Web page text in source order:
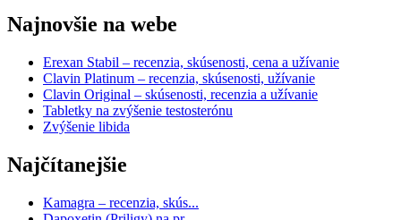
Najnovšie na webe
Erexan Stabil – recenzia, skúsenosti, cena a užívanie
Clavin Platinum – recenzia, skúsenosti, užívanie
Clavin Original – skúsenosti, recenzia a užívanie
Tabletky na zvýšenie testosterónu
Zvýšenie libida
Najčítanejšie
Kamagra – recenzia, skús...